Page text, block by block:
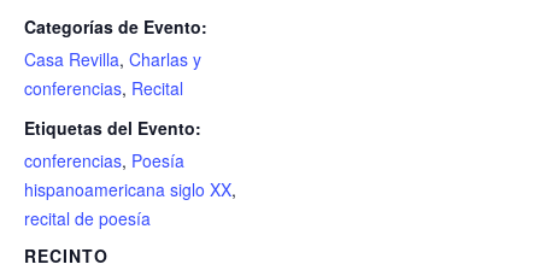
Categorías de Evento:
Casa Revilla, Charlas y
conferencias, Recital
Etiquetas del Evento:
conferencias, Poesía
hispanoamericana siglo XX,
recital de poesía
RECINTO